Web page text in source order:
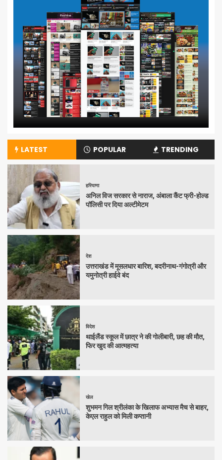
LATEST POPULAR TRENDING
हरियाणा
अनिल विज सरकार से नाराज, अंबाला कैंट फ्री-होल्ड
पॉलिसी पर दिया अल्टीमेटम
देश
उत्तराखंड में मूसलधार बारिश, बदरीनाथ-गंगोत्री और
यमुनोत्री हाईवे बंद
विदेश
थाईलैंड स्कूल में छात्र ने की गोलीबारी, छह की मौत,
फिर खुद की आत्महत्या
खेल
शुभमन गिल श्रीलंका के खिलाफ अभ्यास मैच से बाहर,
केएल राहुल को मिली कप्तानी